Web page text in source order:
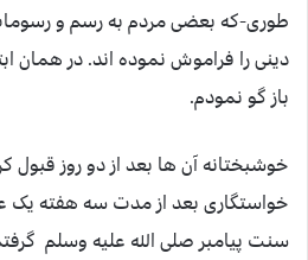
طوری-که بعضی مردم به رسم و
دینی را فراموش نموده اند. در همان
باز گو نمودم.
خوشبختانه آن ها بعد از دو روز قبول
خواستگاری بعد از مدت سه هفته یک
سنت پیامبر صلی الله علیه وسلم